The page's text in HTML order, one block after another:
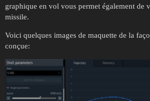
graphique en vol vous permet également de
missile.
Voici quelques images de maquette de la
conçue: